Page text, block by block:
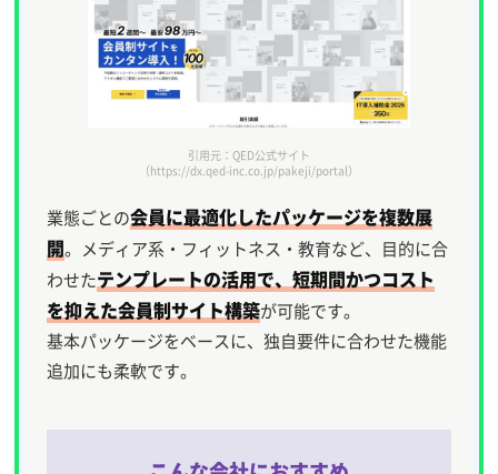
引用元：QED公式サイト
（https://dx.qed-inc.co.jp/pakeji/portal）
業態ごとの会員に最適化したパッケージを複数展
開。メディア系・フィットネス・教育など、目的に合
わせたテンプレートの活用で、短期間かつコスト
を抑えた会員制サイト構築が可能です。
基本パッケージをベースに、独自要件に合わせた機能
追加にも柔軟です。